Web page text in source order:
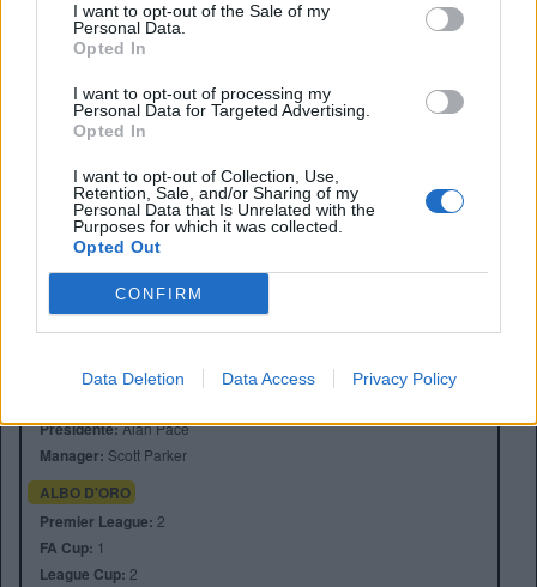
I want to opt-out of the Sale of my
Personal Data.
Opted In
I want to opt-out of processing my
Personal Data for Targeted Advertising.
Opted In
I want to opt-out of Collection, Use,
Retention, Sale, and/or Sharing of my
Personal Data that Is Unrelated with the
Purposes for which it was collected.
Opted Out
CONFIRM
Data Deletion Data Access Privacy Policy
Stadio:Turf Moore (21.945)
Presidente:Alan Pace
Manager: Scott Parker
ALBO D'ORO
Premier League: 2
FA Cup: 1
League Cup: 2